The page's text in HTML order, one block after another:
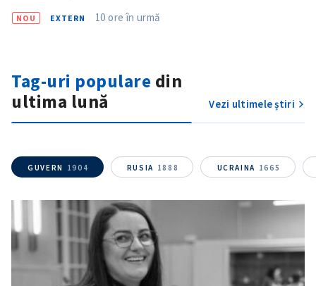
NOU EXTERN 10 ore în urmă
Tag-uri populare din
ultima lună
Vezi ultimele știri
GUVERN 1904 RUSIA 1888 UCRAINA 1665
Am citit și sunt de
TRIMITE ȘTIREA